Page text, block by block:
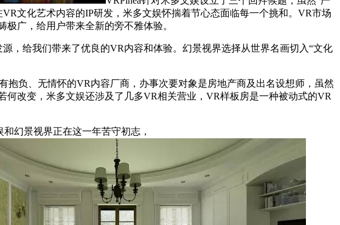
文化艺术内容的IP研发，米多文娱怀揣着节心态面临每一个挑和。VR市场
广，给用户带来全新的旁不雅体验。
给我们带来了优良的VR内容和体验。幻景视界选择从世界名画切入“文化
负、无情怀的VR内容厂商，办事次要对象是房地产商及出名设想师，虽然
改变，米多文娱还涉及了几多VR相关营业，VR样板房是一种被动式的VR
幻景视界正在这一年苦守初志，